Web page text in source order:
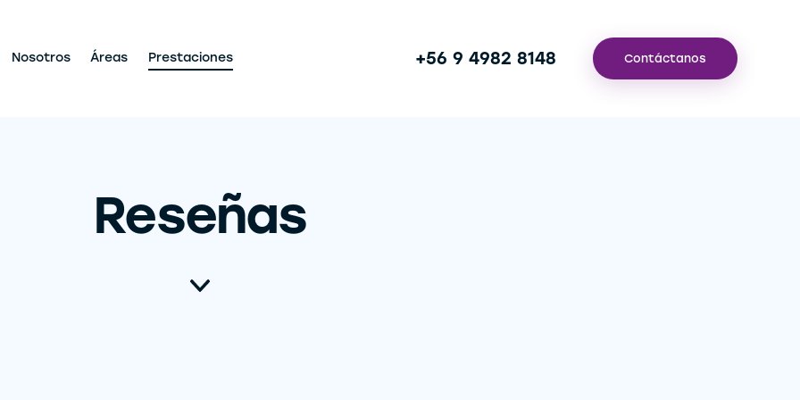
Nosotros Áreas Prestaciones +56 9 4982 8148 Contáctanos
Reseñas